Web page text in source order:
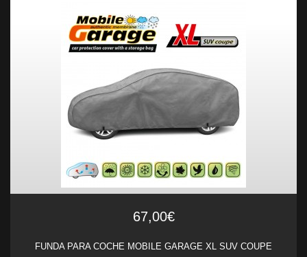
67,00€
FUNDA PARA COCHE MOBILE GARAGE XL SUV COUPE